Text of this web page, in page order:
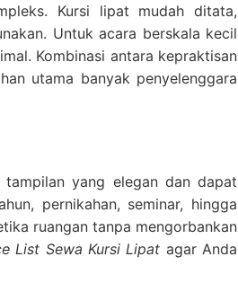
Kursi lipat mudah ditata,
Untuk acara berskala kecil
Kombinasi antara kepraktisan
utama banyak penyelenggara
yang elegan dan dapat
pernikahan, seminar, hingga
ruangan tanpa mengorbankan
List Sewa Kursi Lipat agar Anda